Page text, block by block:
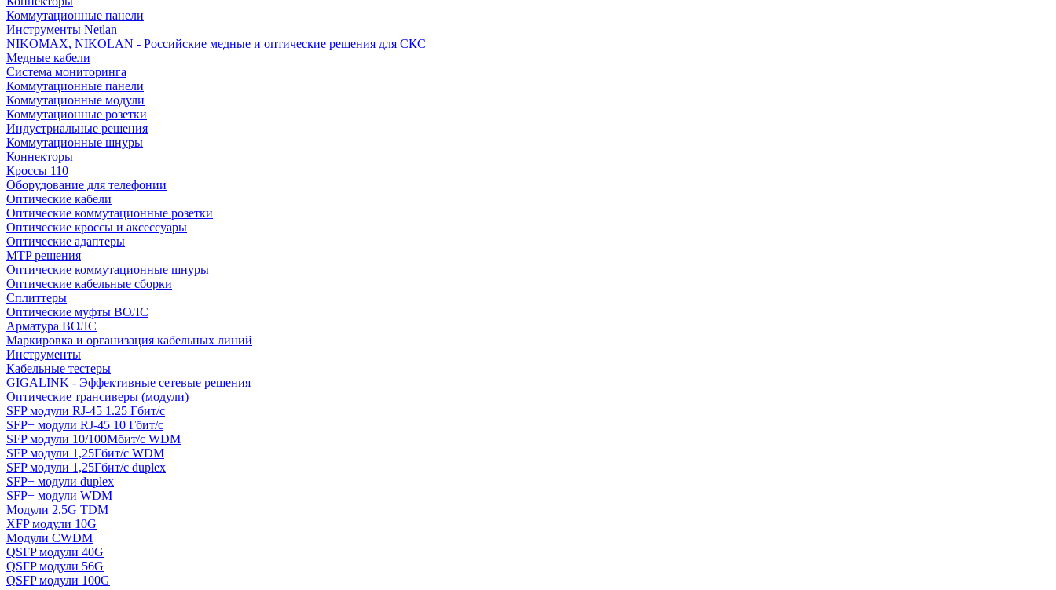
Коммутационные панели
Инструменты Netlan
NIKOMAX, NIKOLAN - Российские медные и оптические решения для СКС
Медные кабели
Система мониторинга
Коммутационные панели
Коммутационные модули
Коммутационные розетки
Индустриальные решения
Коммутационные шнуры
Коннекторы
Кроссы 110
Оборудование для телефонии
Оптические кабели
Оптические коммутационные розетки
Оптические кроссы и аксессуары
Оптические адаптеры
MTP решения
Оптические коммутационные шнуры
Оптические кабельные сборки
Сплиттеры
Оптические муфты ВОЛС
Арматура ВОЛС
Маркировка и организация кабельных линий
Инструменты
Кабельные тестеры
GIGALINK - Эффективные сетевые решения
Оптические трансиверы (модули)
SFP модули RJ-45 1.25 Гбит/c
SFP+ модули RJ-45 10 Гбит/c
SFP модули 10/100Мбит/с WDM
SFP модули 1,25Гбит/с WDM
SFP модули 1,25Гбит/с duplex
SFP+ модули duplex
SFP+ модули WDM
Модули 2,5G TDM
XFP модули 10G
Модули CWDM
QSFP модули 40G
QSFP модули 56G
QSFP модули 100G